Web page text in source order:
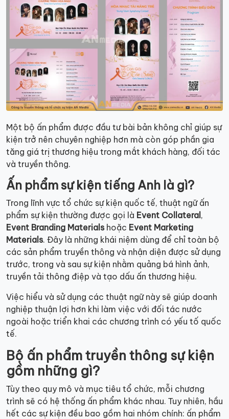
Một bộ ấn phẩm được đầu tư bài bản không chỉ giúp sự
kiện trở nên chuyên nghiệp hơn mà còn góp phần gia
tăng giá trị thương hiệu trong mắt khách hàng, đối tác
và truyền thông.
Ấn phẩm sự kiện tiếng Anh là gì?
Trong lĩnh vực tổ chức sự kiện quốc tế, thuật ngữ ấn
phẩm sự kiện thường được gọi là Event Collateral ,
Event Branding Materialshoặc Event Marketing
Materials. Đây là những khái niệm dùng để chỉ toàn bộ
các sản phẩm truyền thông và nhận diện được sử dụng
trước, trong và sau sự kiện nhằm quảng bá hình ảnh,
truyền tải thông điệp và tạo dấu ấn thương hiệu.
Việc hiểu và sử dụng các thuật ngữ này sẽ giúp doanh
nghiệp thuận lợi hơn khi làm việc với đối tác nước
ngoài hoặc triển khai các chương trình có yếu tố quốc
tế.
Bộ ấn phẩm truyền thông sự kiện
gồm những gì?
Tùy theo quy mô và mục tiêu tổ chức, mỗi chương
trình sẽ có hệ thống ấn phẩm khác nhau. Tuy nhiên, hầu
hết các sự kiện đều bao gồm hai nhóm chính: ấn phẩm